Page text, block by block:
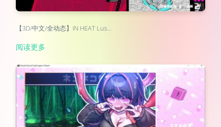
【3D/中文/全动态】IN HEAT Lus…
阅读更多